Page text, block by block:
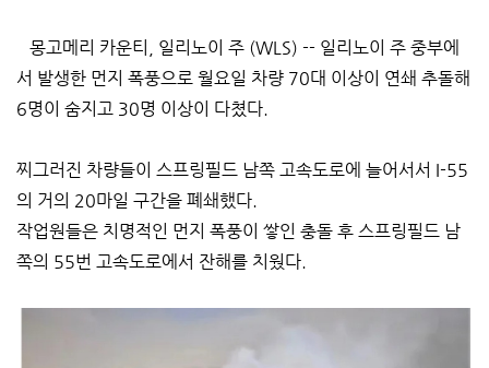
몽고메리 카운티, 일리노이 주 (WLS) -- 일리노이 주 중부에
서 발생한 먼지 폭풍으로 월요일 차량 70대 이상이 연쇄 추돌해
6명이 숨지고 30명 이상이 다쳤다.
찌그러진 차량들이 스프링필드 남쪽 고속도로에 늘어서서 I-55
의 거의 20마일 구간을 폐쇄했다.
작업원들은 치명적인 먼지 폭풍이 쌓인 충돌 후 스프링필드 남
쪽의 55번 고속도로에서 잔해를 치웠다.